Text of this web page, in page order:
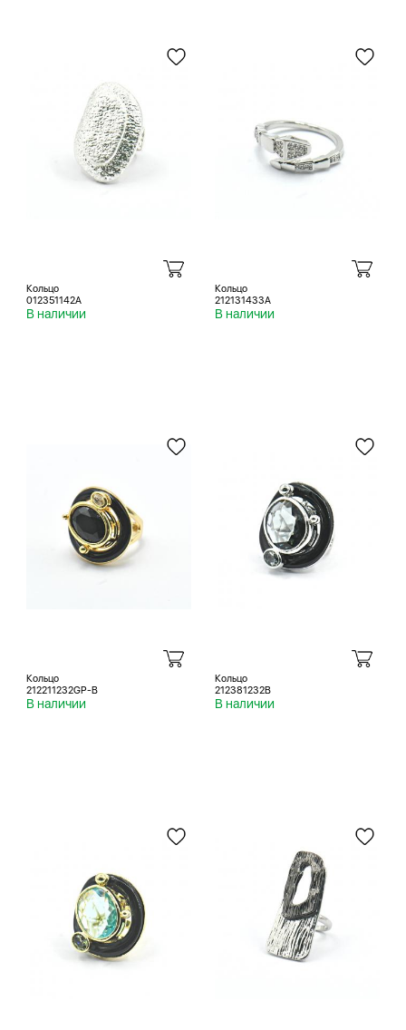
Кольцо
012351142A
В наличии
Кольцо
212131433A
В наличии
Кольцо
212211232GP-B
В наличии
Кольцо
212381232B
В наличии